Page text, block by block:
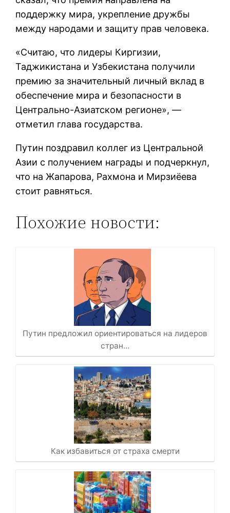
поддержку мира, укрепление дружбы
между народами и защиту прав человека.
«Считаю, что лидеры Киргизии,
Таджикистана и Узбекистана получили
премию за значительный личный вклад в
обеспечение мира и безопасности в
Центрально-Азиатском регионе», —
отметил глава государства.
Путин поздравил коллег из Центральной
Азии с получением награды и подчеркнул,
что на Жапарова, Рахмона и Мирзиёева
стоит равняться.
Похожие новости:
Путин предложил ориентироваться на лидеров
стран…
Как избавиться от страха смерти